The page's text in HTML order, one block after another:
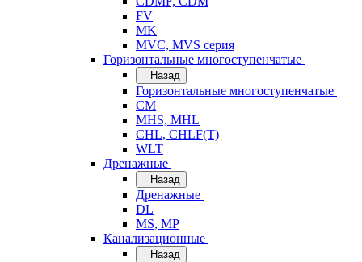
FV
MK
MVC, MVS серия
Горизонтальные многоступенчатые
Назад
Горизонтальные многоступенчатые
CM
MHS, MHL
CHL, CHLF(T)
WLT
Дренажные
Назад
Дренажные
DL
MS, MP
Канализационные
Назад